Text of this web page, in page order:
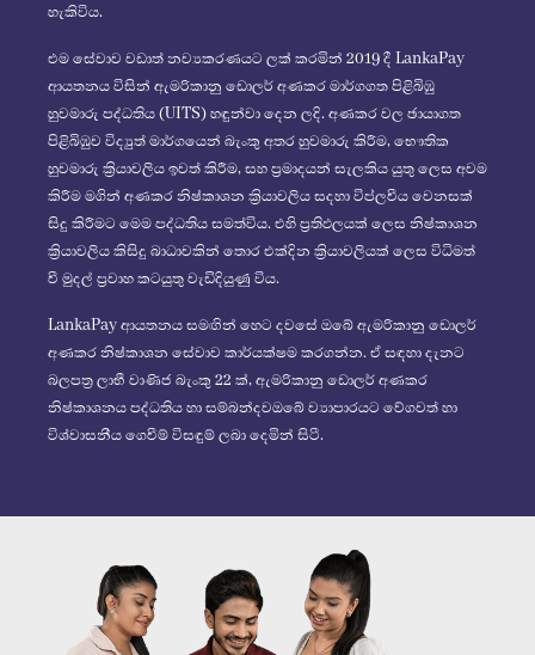
හැකිවිය.
එම සේවාව වඩාත් නව්‍යකරණයට ලක් කරමින් 2019 දී LankaPay
ආයතනය විසින් ඇමරිකානු ඩොලර් අණකර මාර්ගගත පිළිබිඹු
හුවමාරු පද්ධතිය (UITS) හඳුන්වා දෙන ලදි. අණකර වල ඡායාගත
පිළිබිඹුව විද්‍යුත් මාර්ගයෙන් බැංකු අතර හුවමාරු කිරීම, භෞතික
හුවමාරු ක්‍රියාවලිය ඉවත් කිරීම, සහ ප්‍රමාදයන් සැලකිය යුතු ලෙස අවම
කිරීම මගින් අණකර නිෂ්කාශන ක්‍රියාවලිය සදහා විප්ලවීය වෙනසක්
සිදු කිරීමට මෙම පද්ධතිය සමත්විය. එහි ප්‍රතිඵලයක් ලෙස නිෂ්කාශන
ක්‍රියාවලිය කිසිදු බාධාවකින් තොර එක්දින ක්‍රියාවලියක් ලෙස විධිමත්
වී මුදල් ප්‍රවාහ කටයුතු වැඩිදියුණු විය.
LankaPay ආයතනය සමඟින් හෙට දවසේ ඔබේ ඇමරිකානු ඩොලර්
අණකර නිෂ්කාශන සේවාව කාර්යක්ෂම කරගන්න. ඒ සඳහා දැනට
බලපත්‍ර ලාභී වාණිජ බැංකු 22 ක්, ඇමරිකානු ඩොලර් අණකර
නිෂ්කාශනය පද්ධතිය හා සම්බන්දවඔබේ ව්‍යාපාරයට වේගවත් හා
විශ්වාසනීය ගෙවීම් විසඳුම් ලබා දෙමින් සිටී.